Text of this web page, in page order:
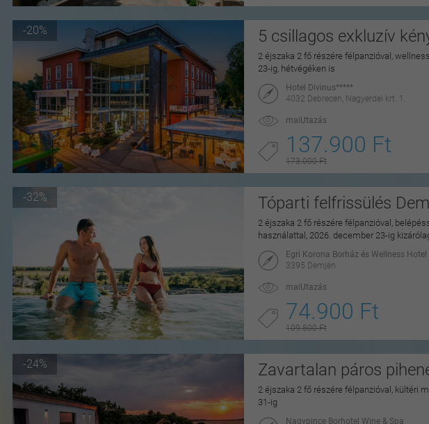
-20% 5 csillagos exkluzív
2 éjszaka 2 fő részére félpanzióval,
23-ig, hétvégéken is
Hotel Divinus*****
4032 Debrecen, Nagyerdei krt. 1.
maiUtazás
137.900 Ft
173.000 Ft
-32% Tóparti felfrissülés
2 éjszaka 2 fő részére félpanzióval,
használattal, 2026. december 23-ig
Egri Korona Borház és Wellness Hotel
3395 Demjén
maiUtazás
74.900 Ft
109.800 Ft
-24% Zavartalan páros
2 éjszaka 2 fő részére félpanzióval, kültéri
31-ig
Nagypince Borhotel Wine & Spa